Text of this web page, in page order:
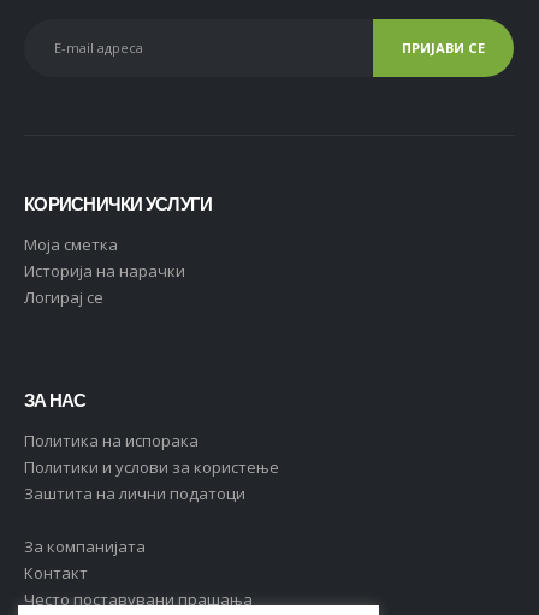
КОРИСНИЧКИ УСЛУГИ
Moja сметка
Историја на нарачки
Логирај се
ЗА НАС
Политика на испорака
Политики и услови за користење
Заштита на лични податоци
За компанијата
Контакт
Често поставувани прашања